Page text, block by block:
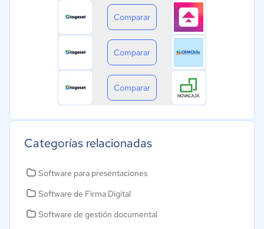
Comparar
Comparar
Comparar
Categorías relacionadas
Software para presentaciones
Software de Firma Digital
Software de gestión documental